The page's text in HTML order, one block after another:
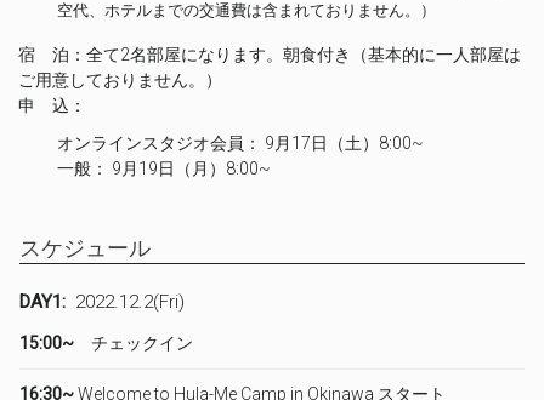
空代、ホテルまでの交通費は含まれておりません。）
宿 泊：全て2名部屋になります。朝食付き（基本的に一人部屋は
ご用意しておりません。）
申 込：
オンラインスタジオ会員： 9月17日（土）8:00~
一般： 9月19日（月）8:00~
スケジュール
DAY1: 2022.12.2(Fri)
15:00~ チェックイン
16:30~Welcome to Hula-Me Camp in Okinawa スタート